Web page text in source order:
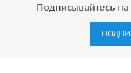
Подписывайтесь